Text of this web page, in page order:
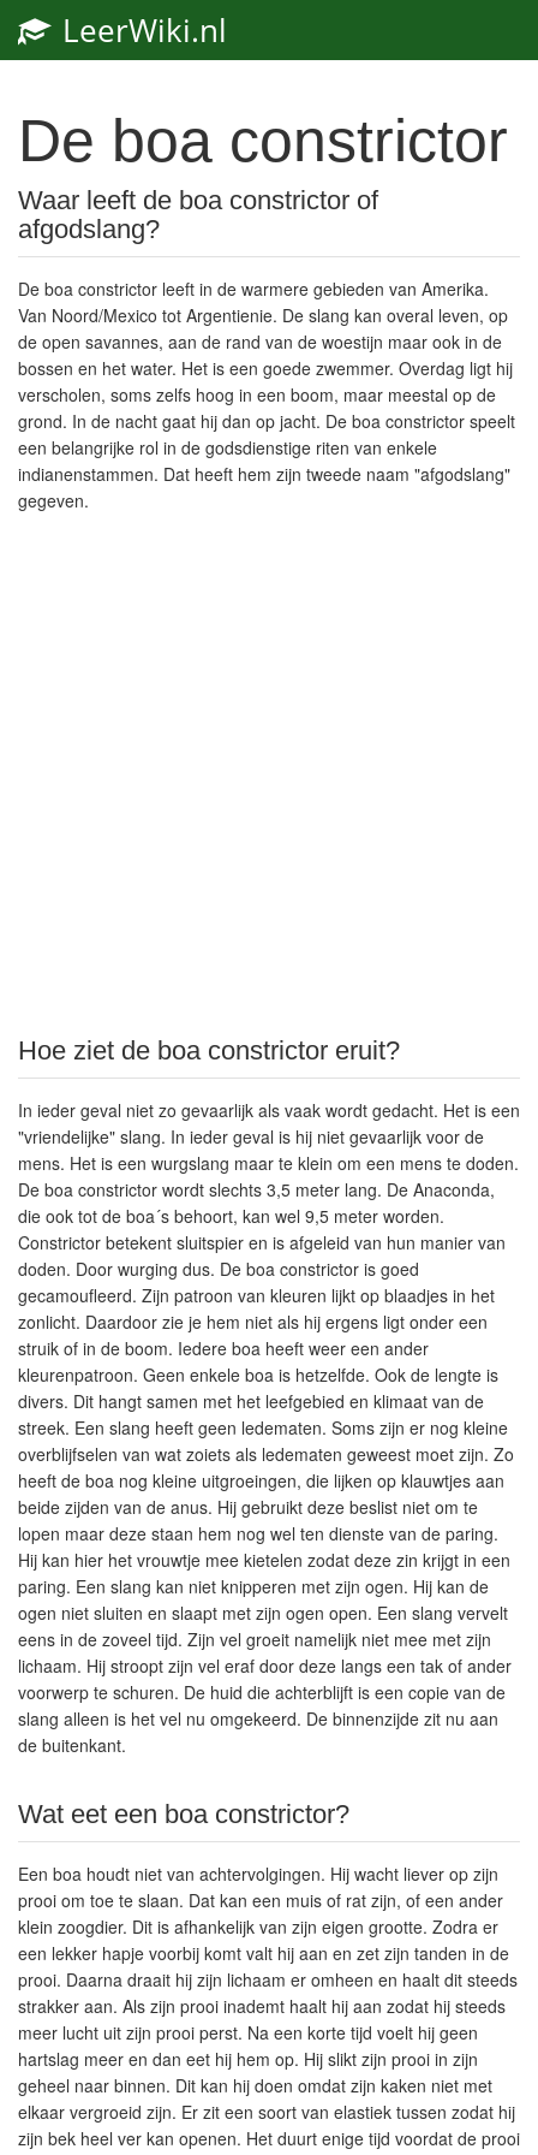
LeerWiki.nl
De boa constrictor
Waar leeft de boa constrictor of
afgodslang?
De boa constrictor leeft in de warmere gebieden van Amerika.
Van Noord/Mexico tot Argentienie. De slang kan overal leven, op
de open savannes, aan de rand van de woestijn maar ook in de
bossen en het water. Het is een goede zwemmer. Overdag ligt hij
verscholen, soms zelfs hoog in een boom, maar meestal op de
grond. In de nacht gaat hij dan op jacht. De boa constrictor speelt
een belangrijke rol in de godsdienstige riten van enkele
indianenstammen. Dat heeft hem zijn tweede naam "afgodslang"
gegeven.
Hoe ziet de boa constrictor eruit?
In ieder geval niet zo gevaarlijk als vaak wordt gedacht. Het is een
"vriendelijke" slang. In ieder geval is hij niet gevaarlijk voor de
mens. Het is een wurgslang maar te klein om een mens te doden.
De boa constrictor wordt slechts 3,5 meter lang. De Anaconda,
die ook tot de boa´s behoort, kan wel 9,5 meter worden.
Constrictor betekent sluitspier en is afgeleid van hun manier van
doden. Door wurging dus. De boa constrictor is goed
gecamoufleerd. Zijn patroon van kleuren lijkt op blaadjes in het
zonlicht. Daardoor zie je hem niet als hij ergens ligt onder een
struik of in de boom. Iedere boa heeft weer een ander
kleurenpatroon. Geen enkele boa is hetzelfde. Ook de lengte is
divers. Dit hangt samen met het leefgebied en klimaat van de
streek. Een slang heeft geen ledematen. Soms zijn er nog kleine
overblijfselen van wat zoiets als ledematen geweest moet zijn. Zo
heeft de boa nog kleine uitgroeingen, die lijken op klauwtjes aan
beide zijden van de anus. Hij gebruikt deze beslist niet om te
lopen maar deze staan hem nog wel ten dienste van de paring.
Hij kan hier het vrouwtje mee kietelen zodat deze zin krijgt in een
paring. Een slang kan niet knipperen met zijn ogen. Hij kan de
ogen niet sluiten en slaapt met zijn ogen open. Een slang vervelt
eens in de zoveel tijd. Zijn vel groeit namelijk niet mee met zijn
lichaam. Hij stroopt zijn vel eraf door deze langs een tak of ander
voorwerp te schuren. De huid die achterblijft is een copie van de
slang alleen is het vel nu omgekeerd. De binnenzijde zit nu aan
de buitenkant.
Wat eet een boa constrictor?
Een boa houdt niet van achtervolgingen. Hij wacht liever op zijn
prooi om toe te slaan. Dat kan een muis of rat zijn, of een ander
klein zoogdier. Dit is afhankelijk van zijn eigen grootte. Zodra er
een lekker hapje voorbij komt valt hij aan en zet zijn tanden in de
prooi. Daarna draait hij zijn lichaam er omheen en haalt dit steeds
strakker aan. Als zijn prooi inademt haalt hij aan zodat hij steeds
meer lucht uit zijn prooi perst. Na een korte tijd voelt hij geen
hartslag meer en dan eet hij hem op. Hij slikt zijn prooi in zijn
geheel naar binnen. Dit kan hij doen omdat zijn kaken niet met
elkaar vergroeid zijn. Er zit een soort van elastiek tussen zodat hij
zijn bek heel ver kan openen. Het duurt enige tijd voordat de prooi